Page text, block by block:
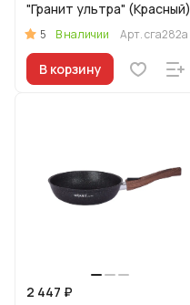
"Гранит ультра" (Красный)
5 В наличии Арт.сга282а
В корзину
2 447 ₽